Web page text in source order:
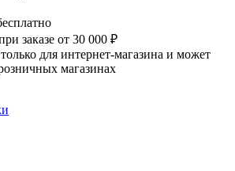
заказе от 30 000 ₽
для интернет-магазина и может
магазинах